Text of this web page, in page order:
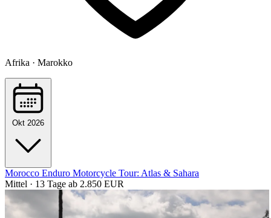
Afrika · Marokko
Okt 2026
Morocco Enduro Motorcycle Tour: Atlas & Sahara
Mittel · 13 Tage ab 2.850 EUR